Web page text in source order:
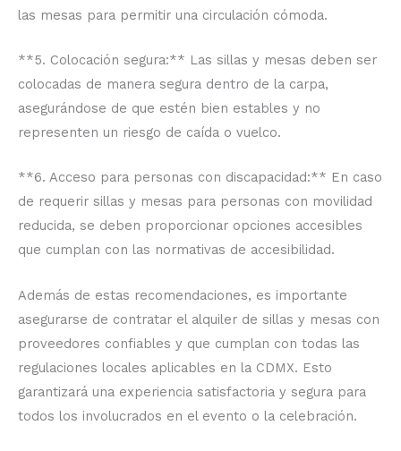
las mesas para permitir una circulación cómoda.
**5. Colocación segura:** Las sillas y mesas deben ser
colocadas de manera segura dentro de la carpa,
asegurándose de que estén bien estables y no
representen un riesgo de caída o vuelco.
**6. Acceso para personas con discapacidad:** En caso
de requerir sillas y mesas para personas con movilidad
reducida, se deben proporcionar opciones accesibles
que cumplan con las normativas de accesibilidad.
Además de estas recomendaciones, es importante
asegurarse de contratar el alquiler de sillas y mesas con
proveedores confiables y que cumplan con todas las
regulaciones locales aplicables en la CDMX. Esto
garantizará una experiencia satisfactoria y segura para
todos los involucrados en el evento o la celebración.